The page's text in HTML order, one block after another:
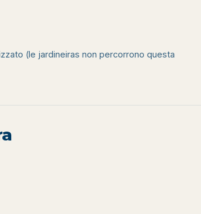
(le jardineiras non percorrono questa